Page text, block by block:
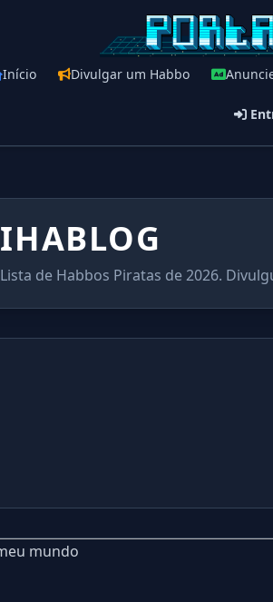
Início Divulgar um Habbo
IHABLOG
Lista de Habbos Piratas de 2026.